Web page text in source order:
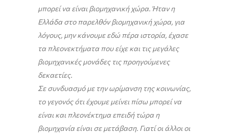
μπορεί να είναι βιομηχανική χώρα. Ήταν η
Ελλάδα στο παρελθόν βιομηχανική χώρα, για
λόγους, μην κάνουμε εδώ πέρα ιστορία, έχασε
τα πλεονεκτήματα που είχε και τις μεγάλες
βιομηχανικές μονάδες τις προηγούμενες
δεκαετίες.
Σε συνδυασμό με την ωρίμανση της κοινωνίας,
το γεγονός ότι έχουμε μείνει πίσω μπορεί να
είναι και πλεονέκτημα επειδή τώρα η
βιομηχανία είναι σε μετάβαση. Γιατί οι άλλοι οι